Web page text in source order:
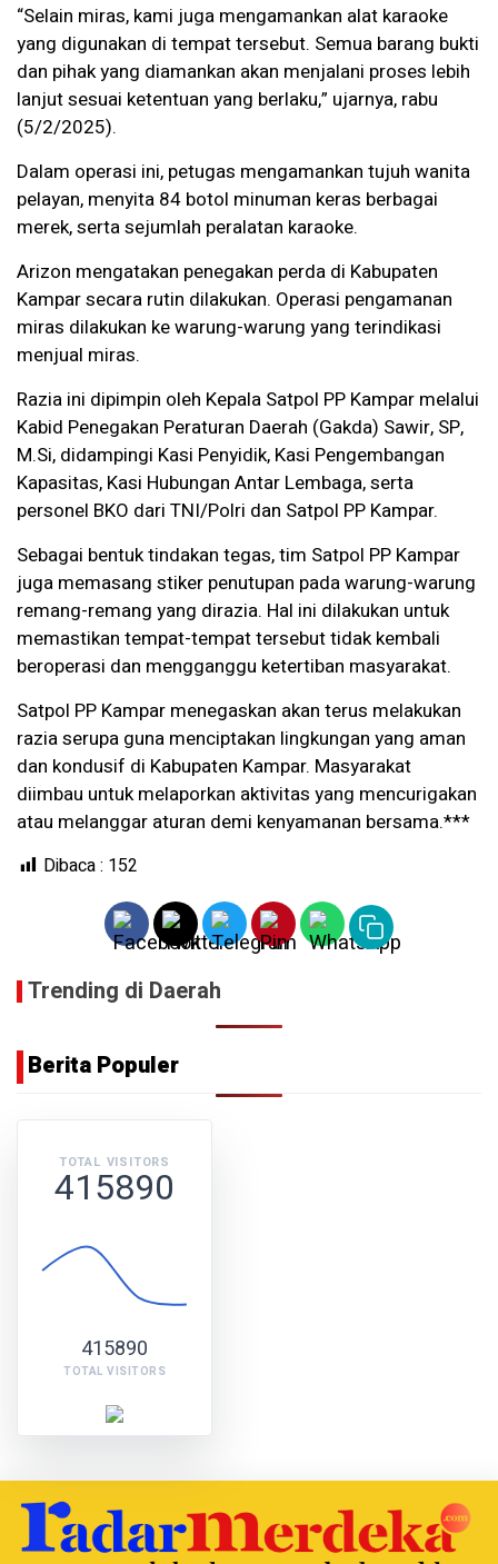
“Selain miras, kami juga mengamankan alat karaoke
yang digunakan di tempat tersebut. Semua barang bukti
dan pihak yang diamankan akan menjalani proses lebih
lanjut sesuai ketentuan yang berlaku,” ujarnya, rabu
(5/2/2025).
Dalam operasi ini, petugas mengamankan tujuh wanita
pelayan, menyita 84 botol minuman keras berbagai
merek, serta sejumlah peralatan karaoke.
Arizon mengatakan penegakan perda di Kabupaten
Kampar secara rutin dilakukan. Operasi pengamanan
miras dilakukan ke warung-warung yang terindikasi
menjual miras.
Razia ini dipimpin oleh Kepala Satpol PP Kampar melalui
Kabid Penegakan Peraturan Daerah (Gakda) Sawir, SP,
M.Si, didampingi Kasi Penyidik, Kasi Pengembangan
Kapasitas, Kasi Hubungan Antar Lembaga, serta
personel BKO dari TNI/Polri dan Satpol PP Kampar.
Sebagai bentuk tindakan tegas, tim Satpol PP Kampar
juga memasang stiker penutupan pada warung-warung
remang-remang yang dirazia. Hal ini dilakukan untuk
memastikan tempat-tempat tersebut tidak kembali
beroperasi dan mengganggu ketertiban masyarakat.
Satpol PP Kampar menegaskan akan terus melakukan
razia serupa guna menciptakan lingkungan yang aman
dan kondusif di Kabupaten Kampar. Masyarakat
diimbau untuk melaporkan aktivitas yang mencurigakan
atau melanggar aturan demi kenyamanan bersama.***
Dibaca : 152
Trending di Daerah
Berita Populer
TOTAL VISITORS
415890
415890
TOTAL VISITORS